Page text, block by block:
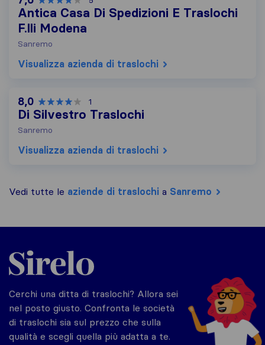
Antica Casa Di Spedizioni E Traslochi
F.lli Modena
Sanremo
Visualizza azienda di traslochi
8,0 1
Di Silvestro Traslochi
Sanremo
Visualizza azienda di traslochi
Vedi tutte le aziende di traslochi a Sanremo
Sirelo.it
Cerchi una ditta di traslochi? Allora sei
nel posto giusto. Confronta le società
di traslochi sia sul prezzo che sulla
qualità e scegli quella più adatta a te.